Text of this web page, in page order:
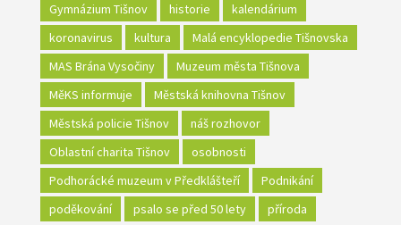
Gymnázium Tišnov
historie
kalendárium
koronavirus
kultura
Malá encyklopedie Tišnovska
MAS Brána Vysočiny
Muzeum města Tišnova
MěKS informuje
Městská knihovna Tišnov
Městská policie Tišnov
náš rozhovor
Oblastní charita Tišnov
osobnosti
Podhorácké muzeum v Předklášteří
Podnikání
poděkování
psalo se před 50 lety
příroda